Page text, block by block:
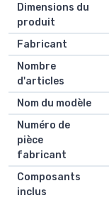
Dimensions du
produit
Fabricant
Nombre
d'articles
Nom du modèle
Numéro de
pièce
fabricant
Composants
inclus